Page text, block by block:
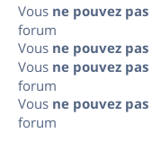
Vous ne pouvez pas
forum
Vous ne pouvez pas
Vous ne pouvez pas
forum
Vous ne pouvez pas
forum